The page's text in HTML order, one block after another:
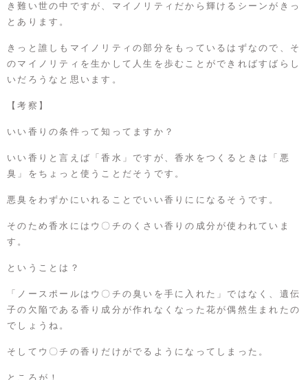
き難い世の中ですが、マイノリティだから輝けるシーンがきっ
とあります。
きっと誰しもマイノリティの部分をもっているはずなので、そ
のマイノリティを生かして人生を歩むことができればすばらし
いだろうなと思います。
【考察】
いい香りの条件って知ってますか？
いい香りと言えば「香水」ですが、香水をつくるときは「悪
臭」をちょっと使うことだそうです。
悪臭をわずかにいれることでいい香りにになるそうです。
そのため香水にはウ〇チのくさい香りの成分が使われていま
す。
ということは？
「ノースポールはウ〇チの臭いを手に入れた」ではなく、遺伝
子の欠陥である香り成分が作れなくなった花が偶然生まれたの
でしょうね。
そしてウ〇チの香りだけがでるようになってしまった。
ところが！